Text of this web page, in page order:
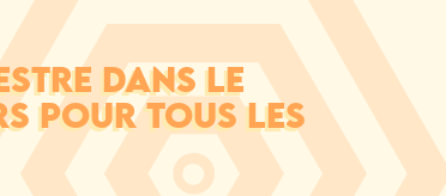
DANS LE
POUR TOUS LES